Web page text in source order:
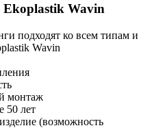
Wavin
подходят ко всем типам и
Wavin
монтаж
50 лет
(возможность